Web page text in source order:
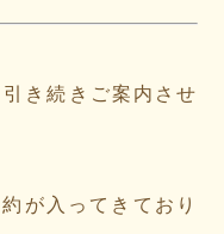
き続きご案内させ
が入ってきており